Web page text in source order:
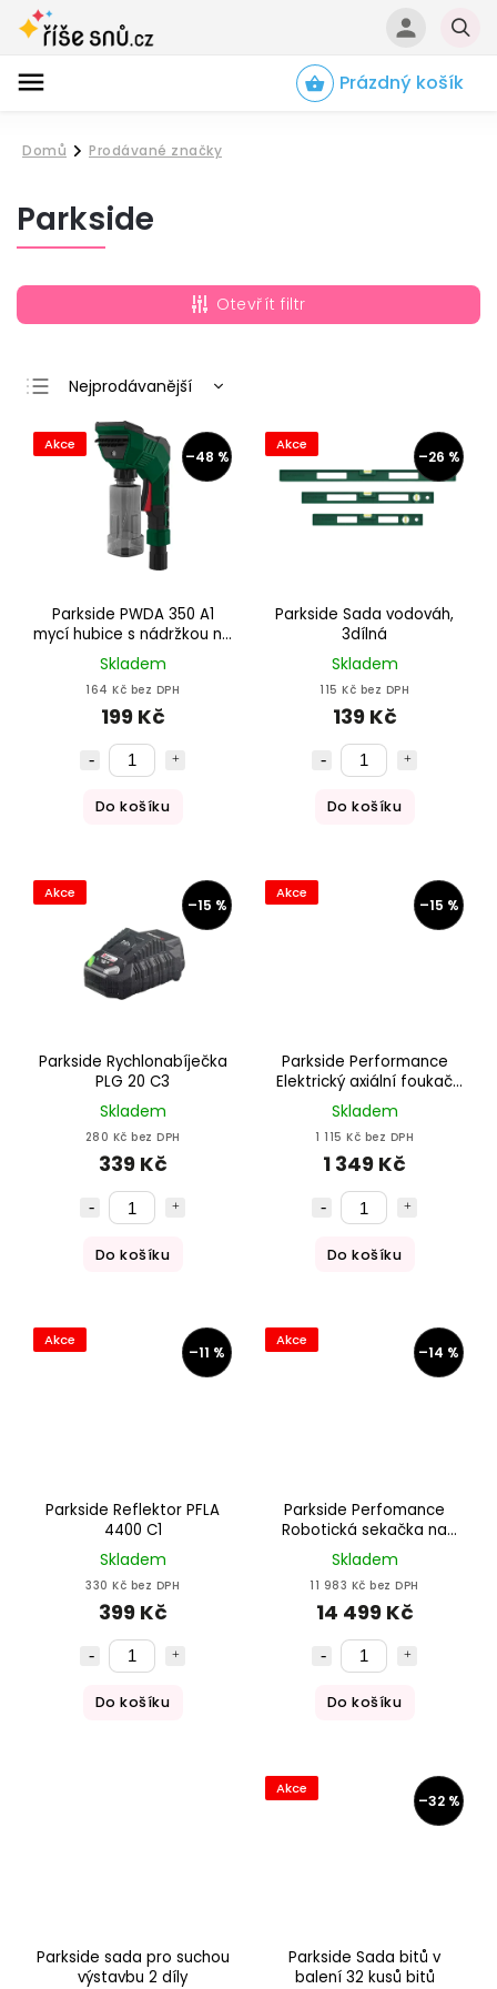
Prázdný košík
Domů
/
Prodávané značky
Parkside
Otevřít filtr
Nejprodávanější
Nejlevnější
Nejdražší
Abecedně
Akce
–48 %
Parkside PWDA 350 A1
mycí hubice s nádržkou na
vodu pro vysavač na
mokré a suché vysávání
Skladem
164 Kč bez DPH
199 Kč
Do košíku
Akce
–26 %
Parkside Sada vodováh,
3dílná
Skladem
115 Kč bez DPH
139 Kč
Do košíku
Akce
–15 %
Parkside Rychlonabíječka
PLG 20 C3
Skladem
280 Kč bez DPH
339 Kč
Do košíku
Akce
–15 %
Parkside Performance
Elektrický axiální foukač
listí PPELB 1650 A1
Skladem
1 115 Kč bez DPH
1 349 Kč
Do košíku
Akce
–11 %
Parkside Reflektor PFLA
4400 C1
Skladem
330 Kč bez DPH
399 Kč
Do košíku
Akce
–14 %
Parkside Perfomance
Robotická sekačka na
trávu s baterií a
nabíječkou PPAMR 1250 A1
Smart & Free
Skladem
11 983 Kč bez DPH
14 499 Kč
Do košíku
Parkside sada pro suchou
výstavbu 2 díly
Akce
–32 %
Parkside Sada bitů v
balení 32 kusů bitů